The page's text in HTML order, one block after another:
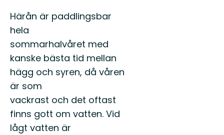
Härån är paddlingsbar
hela
sommarhalvåret med
kanske bästa tid mellan
hägg och syren, då våren
är som
vackrast och det oftast
finns gott om vatten. Vid
lågt vatten är